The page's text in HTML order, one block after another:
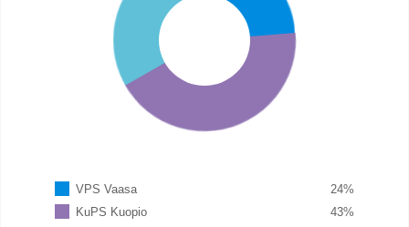
VPS Vaasa %
24
KuPS Kuopio
%
43